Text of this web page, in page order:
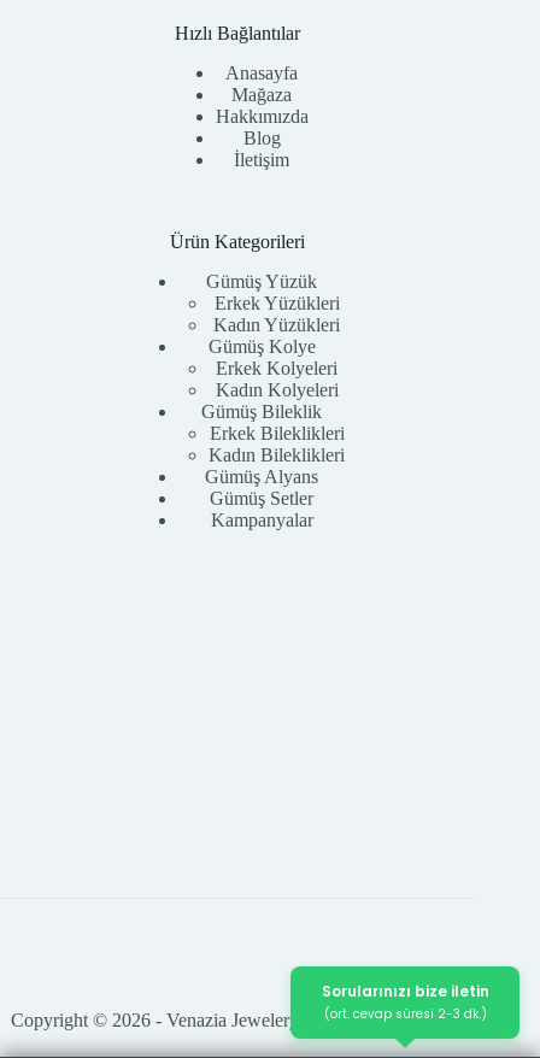
Hızlı Bağlantılar
Anasayfa
Mağaza
Hakkımızda
Blog
İletişim
Ürün Kategorileri
Gümüş Yüzük
Erkek Yüzükleri
Kadın Yüzükleri
Gümüş Kolye
Erkek Kolyeleri
Kadın Kolyeleri
Gümüş Bileklik
Erkek Bileklikleri
Kadın Bileklikleri
Gümüş Alyans
Gümüş Setler
Kampanyalar
Copyright © 2026 - Venazia Jewelery Tüm Hakları Saklıdır
Sorularınızı bize iletin
(ort. cevap süresi 2-3 dk.)